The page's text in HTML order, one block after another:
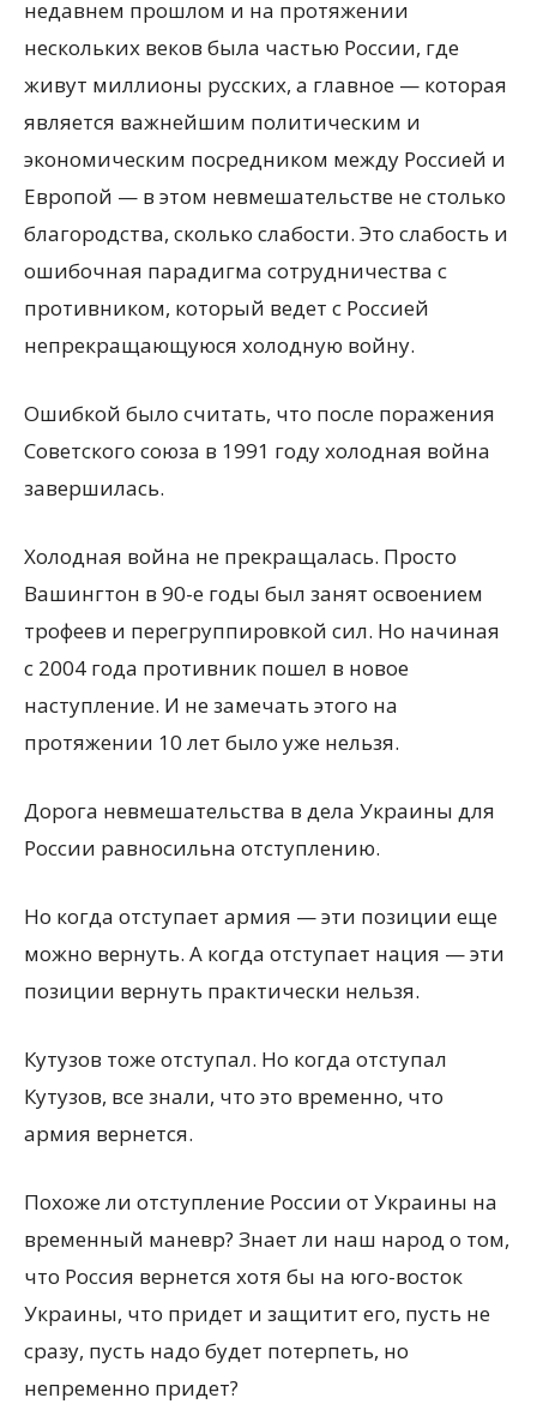
недавнем прошлом и на протяжении
нескольких веков была частью России, где
живут миллионы русских, а главное — которая
является важнейшим политическим и
экономическим посредником между Россией и
Европой — в этом невмешательстве не столько
благородства, сколько слабости. Это слабость и
ошибочная парадигма сотрудничества с
противником, который ведет с Россией
непрекращающуюся холодную войну.
Ошибкой было считать, что после поражения
Советского союза в 1991 году холодная война
завершилась.
Холодная война не прекращалась. Просто
Вашингтон в 90-е годы был занят освоением
трофеев и перегруппировкой сил. Но начиная
с 2004 года противник пошел в новое
наступление. И не замечать этого на
протяжении 10 лет было уже нельзя.
Дорога невмешательства в дела Украины для
России равносильна отступлению.
Но когда отступает армия — эти позиции еще
можно вернуть. А когда отступает нация — эти
позиции вернуть практически нельзя.
Кутузов тоже отступал. Но когда отступал
Кутузов, все знали, что это временно, что
армия вернется.
Похоже ли отступление России от Украины на
временный маневр? Знает ли наш народ о том,
что Россия вернется хотя бы на юго-восток
Украины, что придет и защитит его, пусть не
сразу, пусть надо будет потерпеть, но
непременно придет?